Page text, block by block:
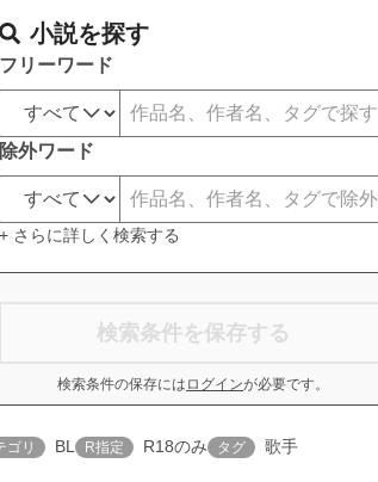
小説を探す
フリーワード
除外ワード
+ さらに詳しく検索する
検索条件を保存する
検索条件の保存には ログインが必要です。
ゴリ BL R指定 R18のみ タグ 歌手